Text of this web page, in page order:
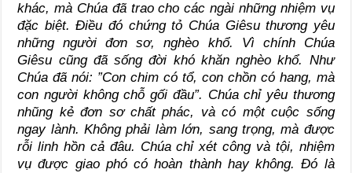
khác, mà Chúa đã trao cho các ngài những nhiệm vụ
đặc biệt. Điều đó chứng tỏ Chúa Giêsu thương yêu
những người đơn sơ, nghèo khổ. Vì chính Chúa
Giêsu cũng đã sống đời khó khăn nghèo khổ. Như
Chúa đã nói: ”Con chim có tổ, con chồn có hang, mà
con người không chỗ gối đầu”. Chúa chỉ yêu thương
nhũng kẻ đơn sơ chất phác, và có một cuộc sống
ngay lành. Không phải làm lớn, sang trọng, mà được
rỗi linh hồn cả đâu. Chúa chỉ xét công và tội, nhiệm
vụ được giao phó có hoàn thành hay không. Đó là